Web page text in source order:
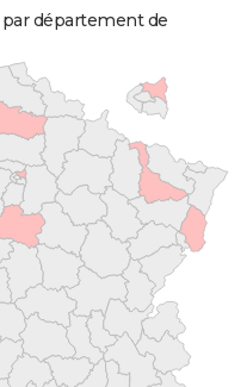
par département de